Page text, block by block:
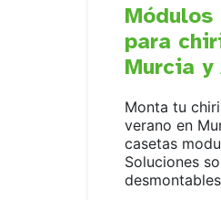
para
Murcia
Monta tu
verano en
casetas
Soluciones